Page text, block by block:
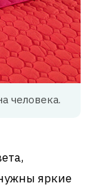
человека.
яркие